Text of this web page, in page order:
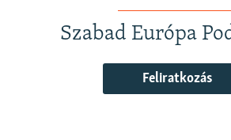
Szabad Európa
Feliratkozás